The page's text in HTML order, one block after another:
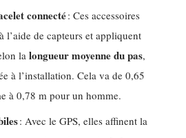
connecté: Ces accessoires
l’aide de capteurs et appliquent
la longueur moyenne du pas,
à l’installation. Cela va de 0,65
à 0,78 m pour un homme.
: Avec le GPS, elles affinent la